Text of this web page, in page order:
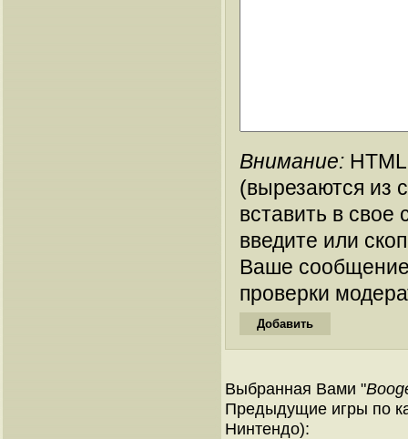
Внимание:
(вырезаются из
вставить в
введите или
Ваше
проверки
Выбранная Вами "
Предыдущие игры по
Нинтендо):